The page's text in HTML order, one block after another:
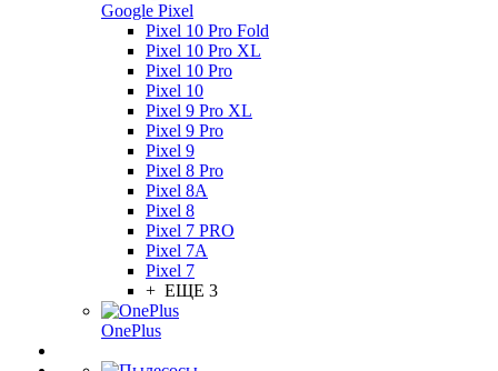
Google Pixel
Pixel 10 Pro Fold
Pixel 10 Pro XL
Pixel 10 Pro
Pixel 10
Pixel 9 Pro XL
Pixel 9 Pro
Pixel 9
Pixel 8 Pro
Pixel 8A
Pixel 8
Pixel 7 PRO
Pixel 7A
Pixel 7
+ ЕЩЕ 3
OnePlus